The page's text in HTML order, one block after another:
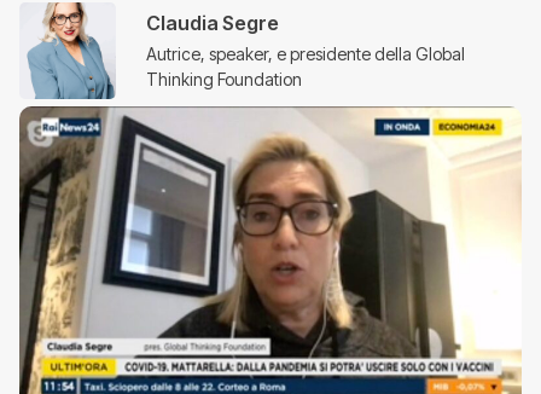
Claudia Segre
Autrice, speaker, e presidente della Global
Thinking Foundation